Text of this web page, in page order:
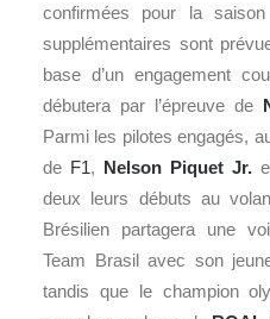
confirmées pour la
supplémentaires sont
base d’un engagement
débutera par l’épreuve de
Parmi les pilotes engagés,
de F1, Nelson Piquet Jr.
deux leurs débuts au
Brésilien partagera une
Team Brasil avec son
tandis que le champion